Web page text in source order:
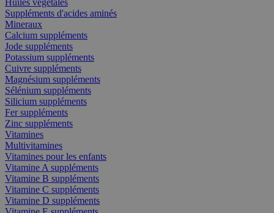
Huiles végétales
Suppléments d'acides aminés
Mineraux
Calcium suppléments
Jode suppléments
Potassium suppléments
Cuivre suppléments
Magnésium suppléments
Sélénium suppléments
Silicium suppléments
Fer suppléments
Zinc suppléments
Vitamines
Multivitamines
Vitamines pour les enfants
Vitamine A suppléments
Vitamine B suppléments
Vitamine C suppléments
Vitamine D suppléments